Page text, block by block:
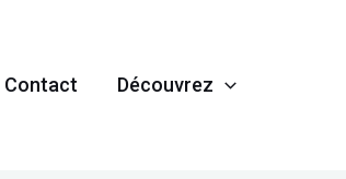
Contact Découvrez